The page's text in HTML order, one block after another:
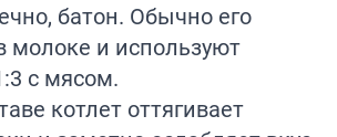
батон. Обычно его
молоке и используют
с мясом.
котлет оттягивает